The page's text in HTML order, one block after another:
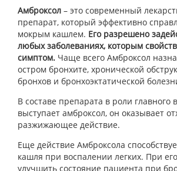
Амброксол – это современный
препарат, который эффективно
мокрым кашлем. Его разрешено
любых заболеваниях, которым
симптом. Чаще всего Амброксол
остром бронхите, хронической
бронхов и бронхоэктатической
В составе препарата в роли главного
выступает амброксол, он оказывает
разжижающее действие.
Еще действие Амброксола
кашля при воспалении легких. При
улучшить состояние пациента при